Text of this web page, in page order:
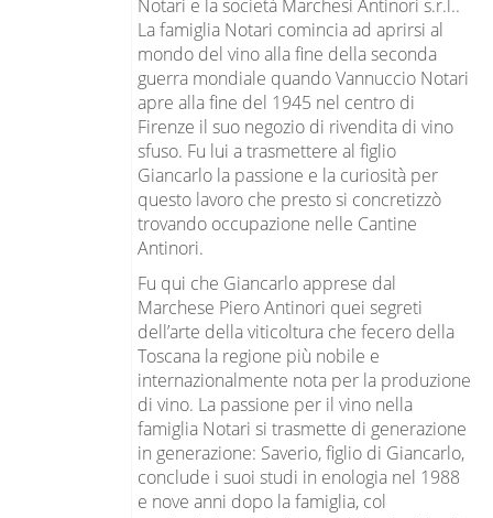
Notari e la società Marchesi Antinori s.r.l..
La famiglia Notari comincia ad aprirsi al
mondo del vino alla fine della seconda
guerra mondiale quando Vannuccio Notari
apre alla fine del 1945 nel centro di
Firenze il suo negozio di rivendita di vino
sfuso. Fu lui a trasmettere al figlio
Giancarlo la passione e la curiosità per
questo lavoro che presto si concretizzò
trovando occupazione nelle Cantine
Antinori.
Fu qui che Giancarlo apprese dal
Marchese Piero Antinori quei segreti
dell’arte della viticoltura che fecero della
Toscana la regione più nobile e
internazionalmente nota per la produzione
di vino. La passione per il vino nella
famiglia Notari si trasmette di generazione
in generazione: Saverio, figlio di Giancarlo,
conclude i suoi studi in enologia nel 1988
e nove anni dopo la famiglia, col